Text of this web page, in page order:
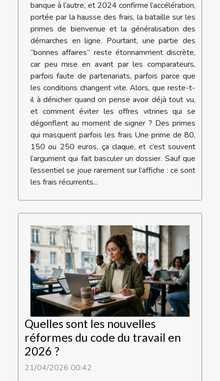
banque à l’autre, et 2024 confirme l’accélération,
portée par la hausse des frais, la bataille sur les
primes de bienvenue et la généralisation des
démarches en ligne. Pourtant, une partie des
“bonnes affaires” reste étonnamment discrète,
car peu mise en avant par les comparateurs,
parfois faute de partenariats, parfois parce que
les conditions changent vite. Alors, que reste-t-
il à dénicher quand on pense avoir déjà tout vu,
et comment éviter les offres vitrines qui se
dégonflent au moment de signer ? Des primes
qui masquent parfois les frais Une prime de 80,
150 ou 250 euros, ça claque, et c’est souvent
l’argument qui fait basculer un dossier. Sauf que
l’essentiel se joue rarement sur l’affiche : ce sont
les frais récurrents...
Quelles sont les nouvelles
réformes du code du travail en
2026 ?
21/04/2026 00:42